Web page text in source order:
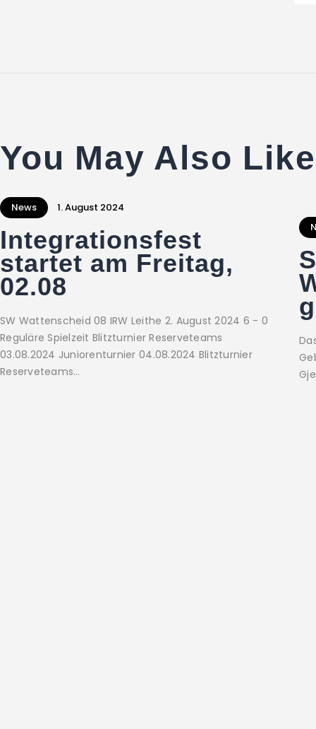
You May Also Like
News 1. August 2024
Integrationsfest
startet am Freitag,
02.08
SW Wattenscheid 08 IRW Leithe 2. August 2024 6 - 0
Reguläre Spielzeit Blitzturnier Reserveteams
03.08.2024 Juniorenturnier 04.08.2024 Blitzturnier
Reserveteams…